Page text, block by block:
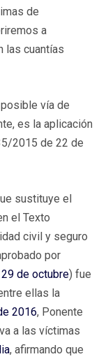
de
a
las cuantías
vía de
es la aplicación
2015 de 22 de
sustituye el
el Texto
civil y seguro
por
de octubre) fue
ellas la
2016, Ponente
a las víctimas
, afirmando que